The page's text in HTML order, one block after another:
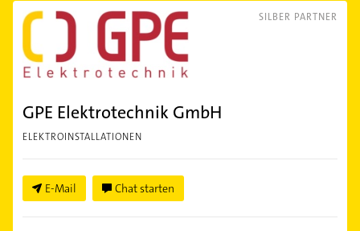
SILBER PARTNER
GPE Elektrotechnik GmbH
ELEKTROINSTALLATIONEN
E-Mail Chat starten